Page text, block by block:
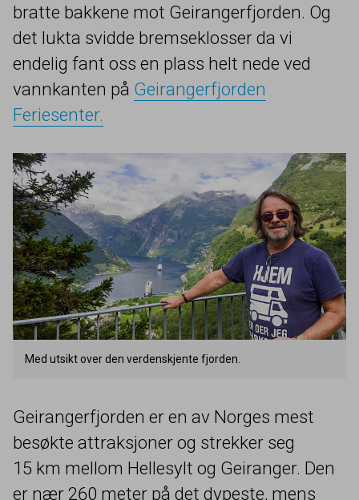
bratte bakkene mot Geirangerfjorden. Og
det lukta svidde bremseklosser da vi
endelig fant oss en plass helt nede ved
vannkanten på Geirangerfjorden
Feriesenter.
Med utsikt over den verdenskjente fjorden.
Geirangerfjorden er en av Norges mest
besøkte attraksjoner og strekker seg
15 km mellom Hellesylt og Geiranger. Den
er nær260 meter på det dypeste, mens